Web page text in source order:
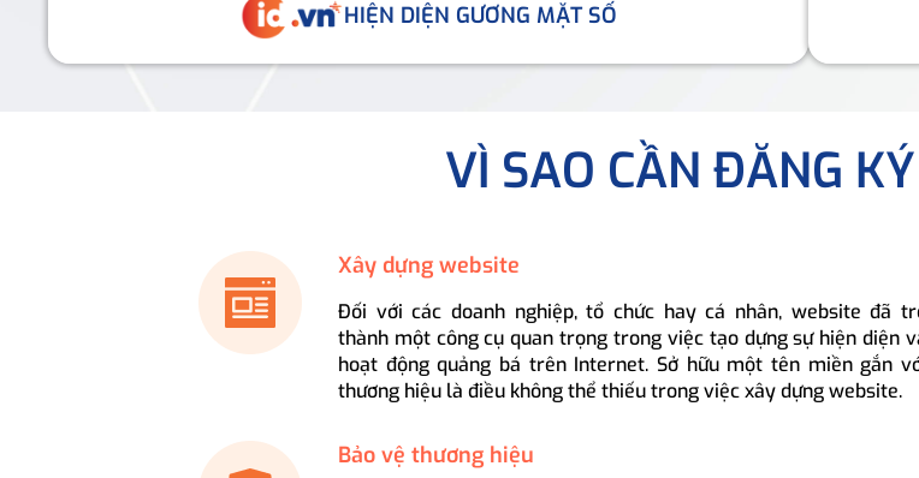
HIỆN DIỆN GƯƠNG MẶT SỐ
VÌ SAO CẦN ĐĂNG
Xây dựng website
Đối với các doanh nghiệp, tổ chức hay cá nhân, website đã
thành một công cụ quan trọng trong việc tạo dựng sự hiện diện
hoạt động quảng bá trên Internet. Sở hữu một tên miền gắn
thương hiệu là điều không thể thiếu trong việc xây dựng website.
Bảo vệ thương hiệu